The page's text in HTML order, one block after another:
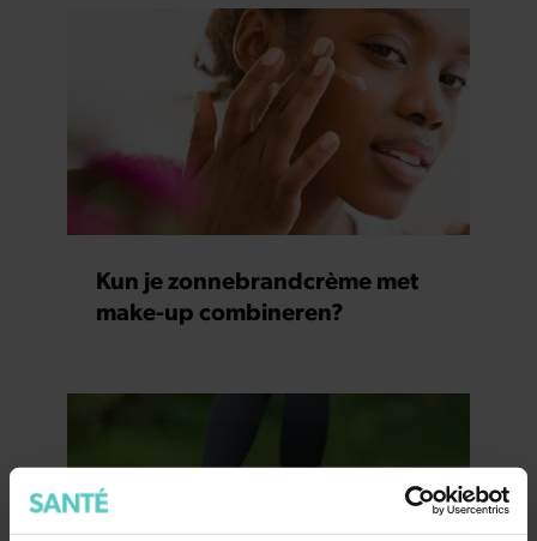
Kun je zonnebrandcrème met
make-up combineren?